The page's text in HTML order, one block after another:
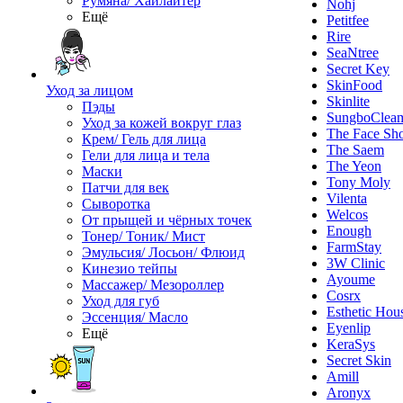
Ещё
Уход за лицом
Пэды
Уход за кожей вокруг глаз
Крем/ Гель для лица
Гели для лица и тела
Маски
Патчи для век
Сыворотка
От прыщей и чёрных точек
Тонер/ Тоник/ Мист
Эмульсия/ Лосьон/ Флюид
Кинезио тейпы
Массажер/ Мезороллер
Уход для губ
Эссенция/ Масло
Ещё
Nohj
Petitfee
Rire
SeaNtree
Secret Key
SkinFood
Skinlite
The Face
The Saem
The Yeon
Tony Moly
Vilenta
Welcos
Enough
FarmStay
3W Clinic
Ayoume
Cosrx
Esthetic
Eyenlip
KeraSys
Secret Skin
Amill
Aronyx